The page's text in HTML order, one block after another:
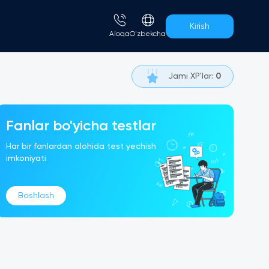
AloqaO'zbekcha
Kirish
Jami XP'lar: 0
Fanlar bo'yicha testlar
Har bir fanlardan alohida test yechish
imkoniyati
Boshlash